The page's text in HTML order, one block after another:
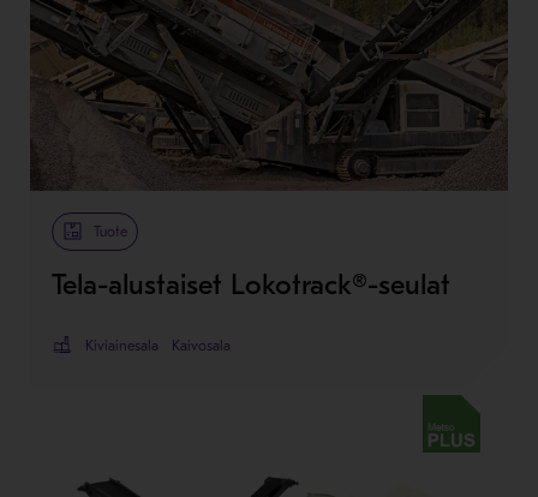
Tuote
Tela-alustaiset Lokotrack®-seulat
Kiviainesala Kaivosala